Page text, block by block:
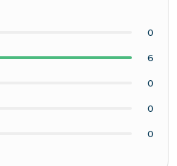
0
6
0
0
0